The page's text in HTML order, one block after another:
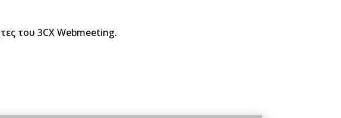
του 3CX Webmeeting.